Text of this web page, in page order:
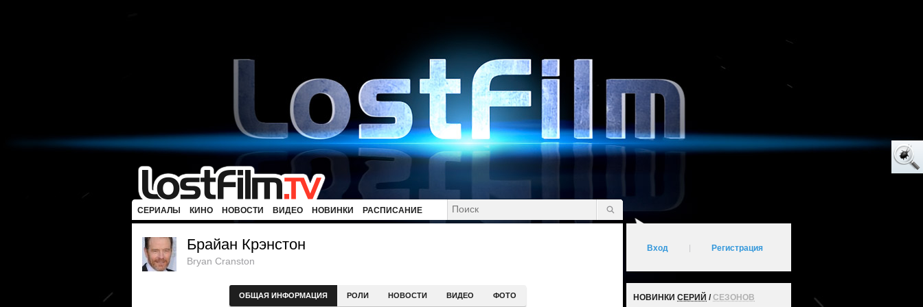
СЕРИАЛЫ КИНО НОВОСТИ ВИДЕО НОВИНКИ РАСПИСАНИЕ
Брайан Крэнстон
Bryan Cranston
ОБЩАЯ ИНФОРМАЦИЯ РОЛИ НОВОСТИ ВИДЕО ФОТО
Вход Регистрация
НОВИНКИ СЕРИЙ /СЕЗОНОВ